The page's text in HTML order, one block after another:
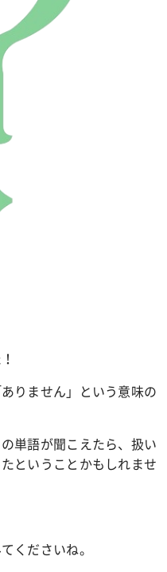
りません」という意味の
単語が聞こえたら、扱い
ということかもしれませ
くださいね。